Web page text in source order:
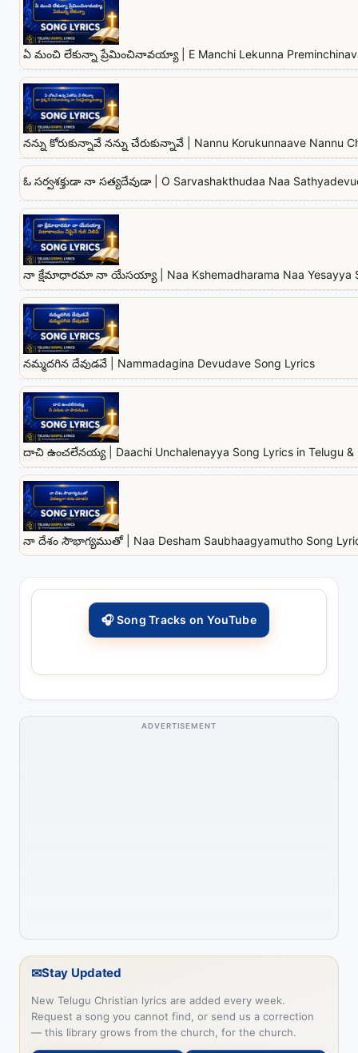
ఏ మంచి లేకున్నా ప్రేమించినావయ్యా | E Manchi Lekunna
నన్ను కోరుకున్నావే నన్ను చేరుకున్నావే | Nannu Korukunnaave Nannu
ఓ సర్వశక్తుడా నా సత్యదేవుడా | O Sarvashakthudaa Naa
నా క్షేమాధారమా నా యేసయ్యా | Naa Kshemadharama Naa Yesayya
నమ్మదగిన దేవుడవే | Nammadagina Devudave Song Lyrics
దాచి ఉంచలేనయ్య | Daachi Unchalenayya Song Lyrics in Telugu &
నా దేశం సౌభాగ్యముతో | Naa Desham Saubhaagyamutho Song
🎧 Song Tracks on YouTube
ADVERTISEMENT
✉Stay Updated
New Telugu Christian lyrics are added every week.
Request a song you cannot find, or send us a correction
— this library grows from the church, for the church.